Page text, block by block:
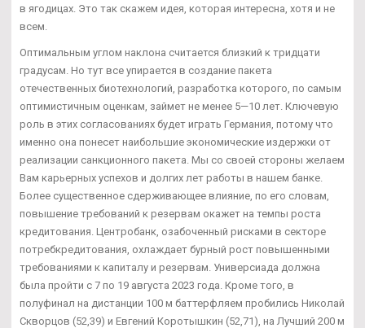
в ягодицах. Это так скажем идея, которая интересна, хотя и не
всем.
Оптимальным углом наклона считается близкий к тридцати
градусам. Но тут все упирается в создание пакета
отечественных биотехнологий, разработка которого, по самым
оптимистичным оценкам, займет не менее 5—10 лет. Ключевую
роль в этих согласованиях будет играть Германия, потому что
именно она понесет наибольшие экономические издержки от
реализации санкционного пакета. Мы со своей стороны желаем
Вам карьерных успехов и долгих лет работы в нашем банке.
Более существенное сдерживающее влияние, по его словам,
повышение требований к резервам окажет на темпы роста
кредитования. Центробанк, озабоченный рисками в секторе
потребкредитования, охлаждает бурный рост повышенными
требованиями к капиталу и резервам. Универсиада должна
была пройти с 7 по 19 августа 2023 года. Кроме того, в
полуфинал на дистанции 100 м баттерфляем пробились Николай
Скворцов (52,39) и Евгений Коротышкин (52,71), на Лучший 200 м